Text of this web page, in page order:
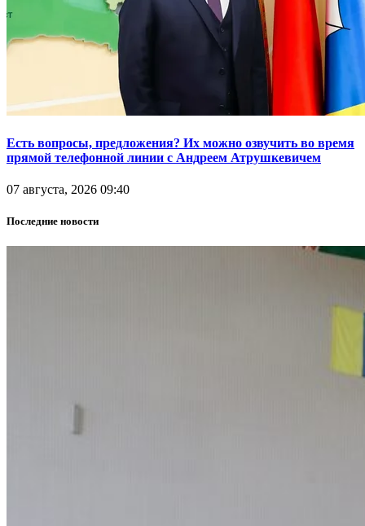
Есть вопросы, предложения? Их можно озвучить во время
прямой телефонной линии с Андреем Атрушкевичем
07 августа, 2026 09:40
Последние новости